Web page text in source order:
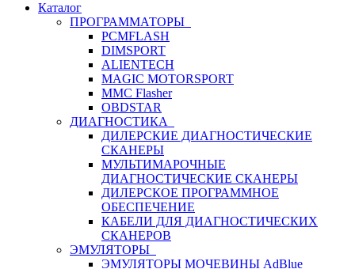
Каталог
ПРОГРАММАТОРЫ
PCMFLASH
DIMSPORT
ALIENTECH
MAGIC MOTORSPORT
MMC Flasher
OBDSTAR
ДИАГНОСТИКА
ДИЛЕРСКИЕ ДИАГНОСТИЧЕСКИЕ
СКАНЕРЫ
МУЛЬТИМАРОЧНЫЕ
ДИАГНОСТИЧЕСКИЕ СКАНЕРЫ
ДИЛЕРСКОЕ ПРОГРАММНОЕ
ОБЕСПЕЧЕНИЕ
КАБЕЛИ ДЛЯ ДИАГНОСТИЧЕСКИХ
СКАНЕРОВ
ЭМУЛЯТОРЫ
ЭМУЛЯТОРЫ МОЧЕВИНЫ АdBlue